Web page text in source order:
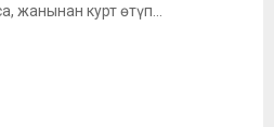
жанынан курт өтүп...